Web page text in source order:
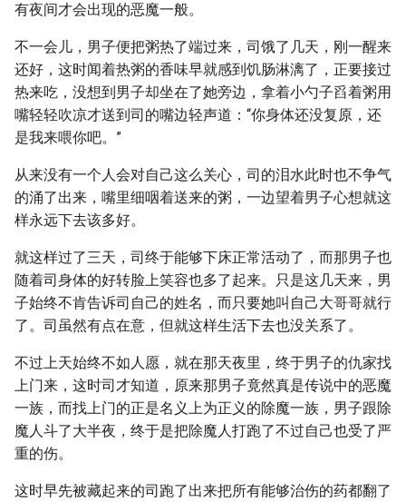
有夜间才会出现的恶魔一般。
不一会儿，男子便把粥热了端过来，司饿了几天，刚一醒来
还好，这时闻着热粥的香味早就感到饥肠淋漓了，正要接过
热来吃，没想到男子却坐在了她旁边，拿着小勺子舀着粥用
嘴轻轻吹凉才送到司的嘴边轻声道：“你身体还没复原，还
是我来喂你吧。”
从来没有一个人会对自己这么关心，司的泪水此时也不争气
的涌了出来，嘴里细咽着送来的粥，一边望着男子心想就这
样永远下去该多好。
就这样过了三天，司终于能够下床正常活动了，而那男子也
随着司身体的好转脸上笑容也多了起来。只是这几天来，男
子始终不肯告诉司自己的姓名，而只要她叫自己大哥哥就行
了。司虽然有点在意，但就这样生活下去也没关系了。
不过上天始终不如人愿，就在那天夜里，终于男子的仇家找
上门来，这时司才知道，原来那男子竟然真是传说中的恶魔
一族，而找上门的正是名义上为正义的除魔一族，男子跟除
魔人斗了大半夜，终于是把除魔人打跑了不过自己也受了严
重的伤。
这时早先被藏起来的司跑了出来把所有能够治伤的药都翻了